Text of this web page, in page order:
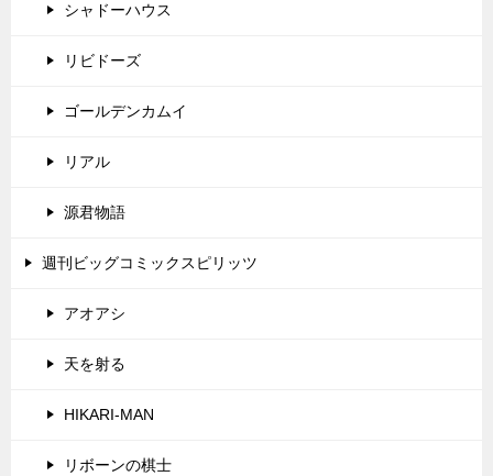
シャドーハウス
リビドーズ
ゴールデンカムイ
リアル
源君物語
週刊ビッグコミックスピリッツ
アオアシ
天を射る
HIKARI-MAN
リボーンの棋士